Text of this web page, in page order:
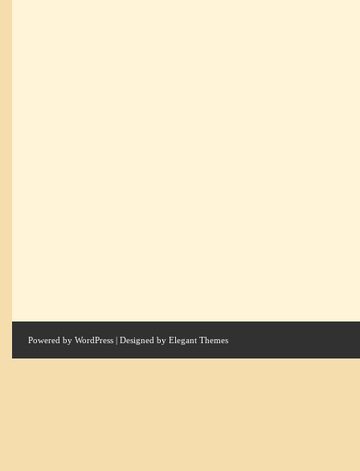
Powered by WordPress | Designed by Elegant Themes